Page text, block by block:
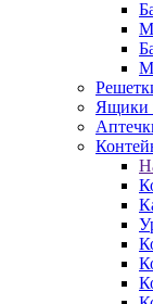
Ящики